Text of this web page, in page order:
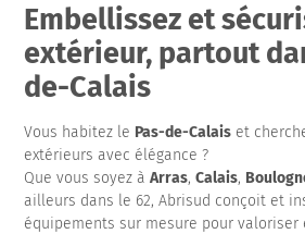
Embellissez et
extérieur, partout
de-Calais
Vous habitez le Pas-de-Calais et
extérieurs avec élégance ?
Que vous soyez àArras,Calais,
ailleurs dans le 62, Abrisud conçoit et
équipements sur mesure pour valoriser